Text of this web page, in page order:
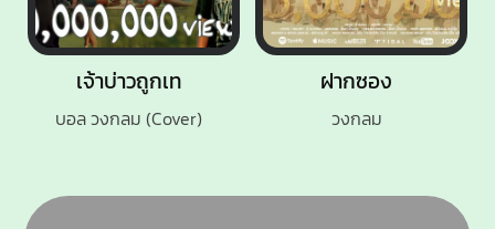
เจ้าบ่าวถูกเท
บอล วงกลม (Cover)
ฝากซอง
วงกลม